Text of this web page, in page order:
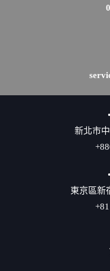
新北市
東京區新